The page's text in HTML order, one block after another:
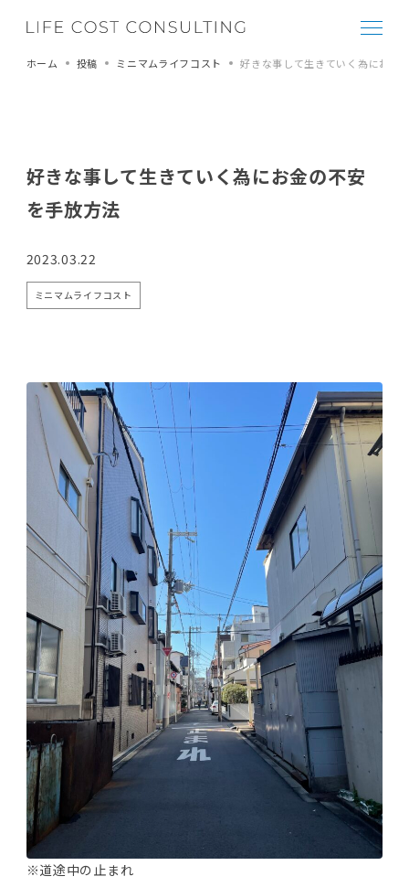
ホーム 投稿 ミニマムライフコスト 好きな事して生きていく為にお金
好きな事して生きていく為にお金の不安
を手放方法
2023.03.22
ミニマムライフコスト
※道途中の止まれ